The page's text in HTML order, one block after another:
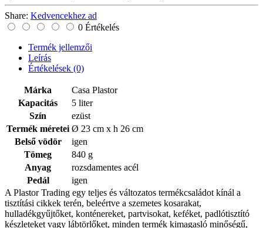
Share: Kedvencekhez ad
0 Értékelés
Termék jellemzői
Leírás
Értékelések (0)
Márka
Casa Plastor
Kapacitás
5 liter
Szín
ezüst
Termék méretei Ø 23 cm x h 26 cm
Belső vödör
igen
Tömeg
840 g
Anyag
rozsdamentes acél
Pedál
igen
A Plastor Trading egy teljes és változatos termékcsaládot kínál a
tisztítási cikkek terén, beleértve a szemetes kosarakat,
hulladékgyűjtőket, konténereket, partvisokat, keféket, padlótisztító
készleteket vagy lábtörlőket, minden termék kimagasló minőségű,